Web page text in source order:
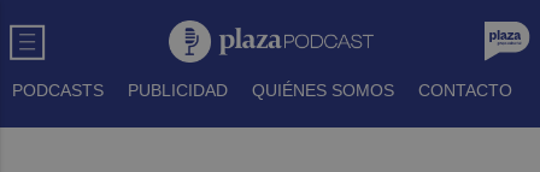
PODCASTS PUBLICIDAD QUIÉNES SOMOS CONTACTO